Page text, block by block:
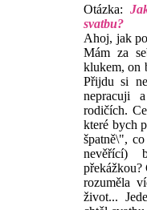
Otázka:
svatbu?
Ahoj, jak
Mám za
klukem, on
Přijdu si
nepracuji
rodičích.
které bych
špatně\",
nevěřící)
rozuměla
život...